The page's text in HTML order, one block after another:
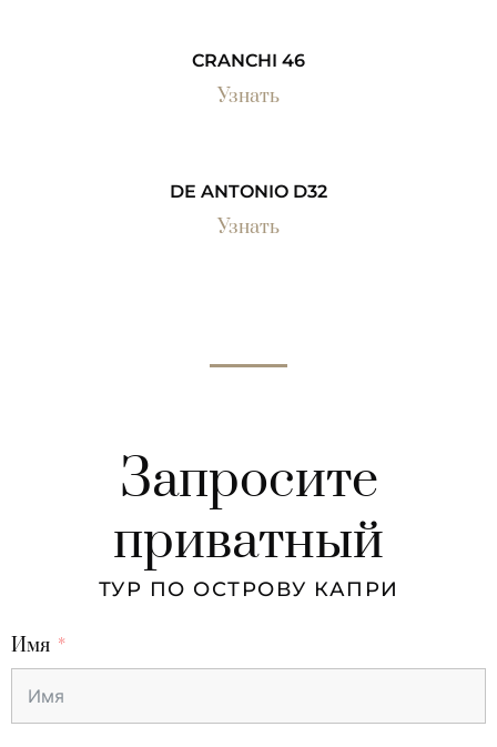
CRANCHI 46
Узнать
DE ANTONIO D32
Узнать
Запросите
приватный
ТУР ПО ОСТРОВУ КАПРИ
Имя